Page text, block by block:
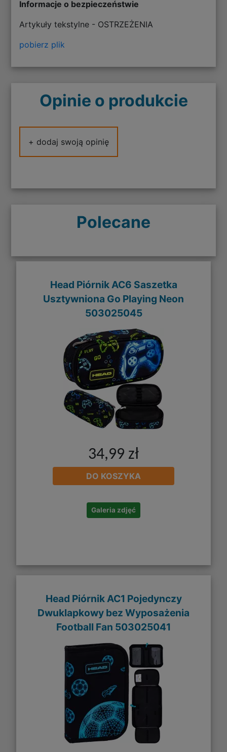
Informacje o bezpieczeństwie
Artykuły tekstylne - OSTRZEŻENIA
pobierz plik
Opinie o produkcie
+ dodaj swoją opinię
Polecane
Head Piórnik AC6 Saszetka
Usztywniona Go Playing Neon
503025045
34,99 zł
DO KOSZYKA
Galeria zdjęć
Head Piórnik AC1 Pojedynczy
Dwuklapkowy bez Wyposażenia
Football Fan 503025041